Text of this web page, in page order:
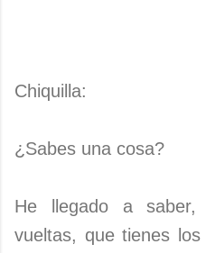
Chiquilla:
¿Sabes una cosa?
He llegado a saber,
vueltas, que tienes